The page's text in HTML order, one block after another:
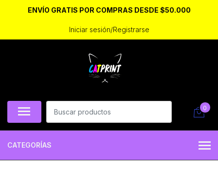
ENVÍO GRATIS POR COMPRAS DESDE $50.000
Iniciar sesión/Registrarse
0
CATEGORÍAS